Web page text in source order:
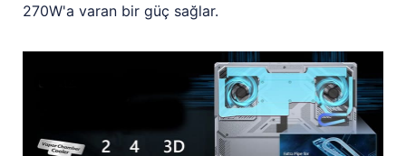
270W'a varan bir güç sağlar.